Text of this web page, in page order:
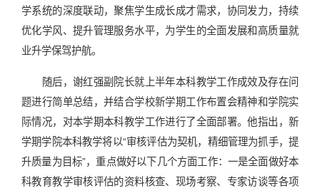
学系统的深度联动，聚焦学生成长成才需求，协同发力，持续
优化学风、提升管理服务水平，为学生的全面发展和高质量就
业升学保驾护航。
随后，谢红强副院长就上半年本科教学工作成效及存在问
题进行简单总结，并结合学校新学期工作布置会精神和学院实
际情况，对本学期本科教学工作进行了全面部署。他指出，新
学期学院本科教学将以“审核评估为契机，精细管理为抓手，提
升质量为目标”，重点做好以下几个方面工作：一是全面做好本
科教育教学审核评估的资料核查、现场考察、专家访谈等各项